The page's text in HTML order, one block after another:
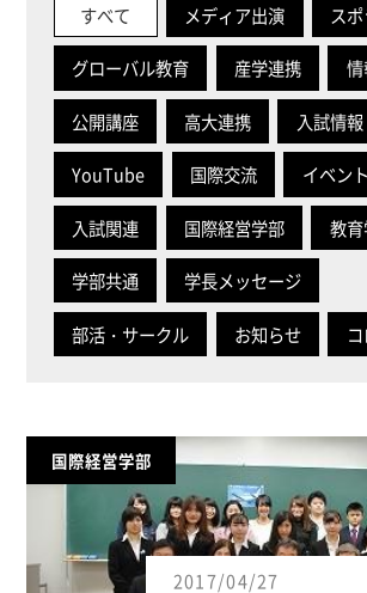
すべて メディア出演 ス
グローバル教育 産学連携
公開講座 高大連携 入試情報
YouTube 国際交流 イベント
入試関連 国際経営学部 教
学部共通 学長メッセージ
部活・サークル お知らせ
国際経営学部
2017/04/27